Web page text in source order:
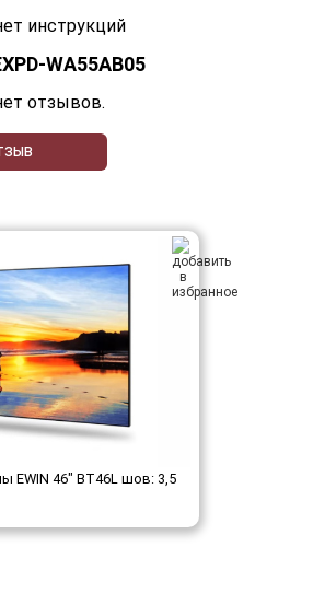
инструкций
WA55AB05
отзывов.
EWIN 46" BT46L шов: 3,5